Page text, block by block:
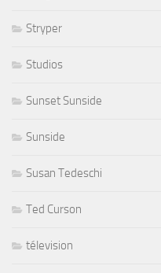
Stryper
Studios
Sunset Sunside
Sunside
Susan Tedeschi
Ted Curson
télevision